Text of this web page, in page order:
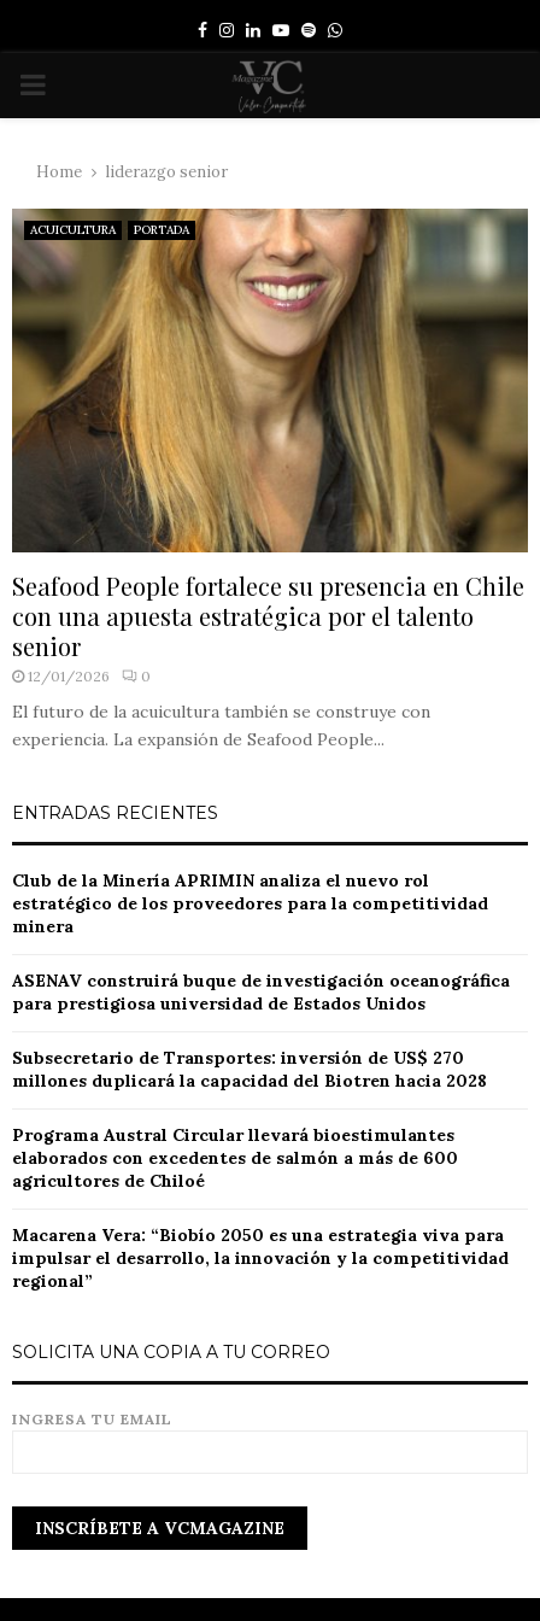
Facebook
Instagram
LinkedinYoutube
SpotifyWhatsapp
PRIMARY
Home liderazgo senior
ACUICULTURA PORTADA
Seafood People fortalece su presencia en Chile
con una apuesta estratégica por el talento
senior
12/01/2026 0
El futuro de la acuicultura también se construye con
experiencia. La expansión de Seafood People...
ENTRADAS RECIENTES
Club de la Minería APRIMIN analiza el nuevo rol
estratégico de los proveedores para la competitividad
minera
ASENAV construirá buque de investigación oceanográfica
para prestigiosa universidad de Estados Unidos
Subsecretario de Transportes: inversión de US$ 270
millones duplicará la capacidad del Biotren hacia 2028
Programa Austral Circular llevará bioestimulantes
elaborados con excedentes de salmón a más de 600
agricultores de Chiloé
Macarena Vera: “Biobío 2050 es una estrategia viva para
impulsar el desarrollo, la innovación y la competitividad
regional”
SOLICITA UNA COPIA A TU CORREO
INGRESA TU EMAIL